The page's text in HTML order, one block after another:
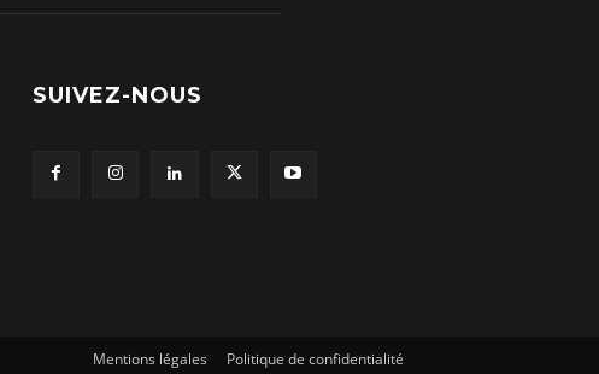
SUIVEZ-NOUS
Mentions légales Politique de confidentialité